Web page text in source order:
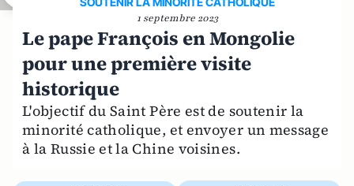
1 septembre 2023
Le pape François en Mongolie
pour une première visite
historique
L'objectif du Saint Père est de soutenir la
minorité catholique, et envoyer un message
à la Russie et la Chine voisines.